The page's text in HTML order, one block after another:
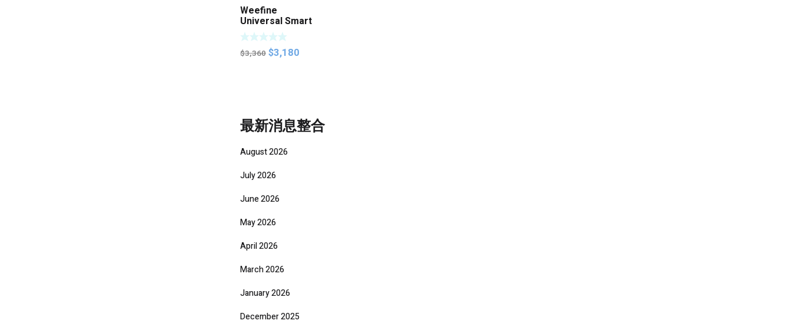
Weefine
Universal Smart
Phone Housing
通用手機防水彀
$3,360 Original
$3,180
最新消息整合
August 2026
July 2026
June 2026
May 2026
April 2026
March 2026
January 2026
December 2025